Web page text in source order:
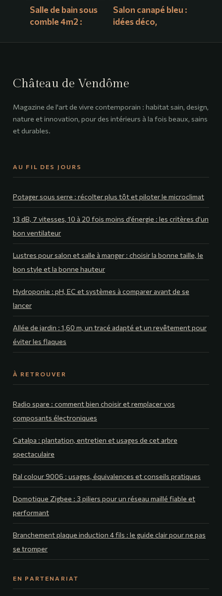
Salle de bain sous
comble 4m2 :
optimiser chaque
Salon canapé bleu :
idées déco,
couleurs et styles
Château de Vendôme
Magazine de l'art de vivre contemporain : habitat sain, design,
nature et innovation, pour des intérieurs à la fois beaux, sains
et durables.
AU FIL DES JOURS
Potager sous serre : récolter plus tôt et piloter le microclimat
13 dB, 7 vitesses, 10 à 20 fois moins d’énergie : les critères d’un
bon ventilateur
Lustres pour salon et salle à manger : choisir la bonne taille, le
bon style et la bonne hauteur
Hydroponie : pH, EC et systèmes à comparer avant de se
lancer
Allée de jardin : 1,60 m, un tracé adapté et un revêtement pour
éviter les flaques
À RETROUVER
Radio spare : comment bien choisir et remplacer vos
composants électroniques
Catalpa : plantation, entretien et usages de cet arbre
spectaculaire
Ral colour 9006 : usages, équivalences et conseils pratiques
Domotique Zigbee : 3 piliers pour un réseau maillé fiable et
performant
Branchement plaque induction 4 fils : le guide clair pour ne pas
se tromper
EN PARTENARIAT